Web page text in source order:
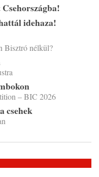
idehaza!
Bisztró nélkül?
– BIC 2026
csehek